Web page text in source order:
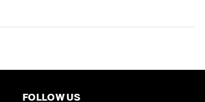
FOLLOW US